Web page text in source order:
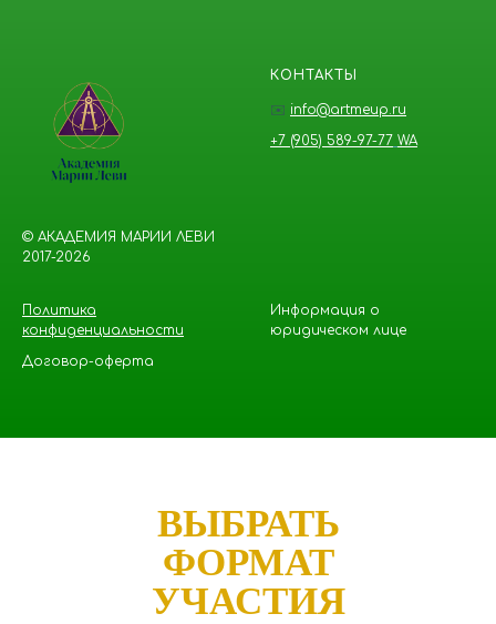
© АКАДЕМИЯ МАРИИ ЛЕВИ
2017-2026
КОНТАКТЫ
✉️ info@artmeup.ru
+7 (905) 589-97-77 WA
Политика
конфиденциальности
Договор-оферта
Информация о
юридическом лице
ВЫБРАТЬ
ФОРМАТ
УЧАСТИЯ